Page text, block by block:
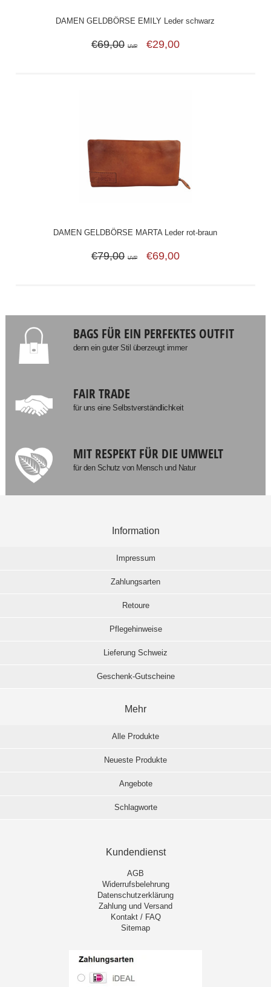
DAMEN GELDBÖRSE EMILY Leder schwarz
€69,00 UVP €29,00
DAMEN GELDBÖRSE MARTA Leder rot-braun
€79,00 UVP €69,00
BAGS FÜR EIN PERFEKTES OUTFIT
denn ein guter Stil überzeugt immer
FAIR TRADE
für uns eine Selbstverständlichkeit
MIT RESPEKT FÜR DIE UMWELT
für den Schutz von Mensch und Natur
Information
Impressum
Zahlungsarten
Retoure
Pflegehinweise
Lieferung Schweiz
Geschenk-Gutscheine
Mehr
Alle Produkte
Neueste Produkte
Angebote
Schlagworte
Kundendienst
AGB
Widerrufsbelehrung
Datenschutzerklärung
Zahlung und Versand
Kontakt / FAQ
Sitemap